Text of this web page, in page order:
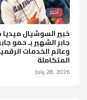
أخبار
خبير السوشيال
جابر الشهير بـ حمو
وعالم الخدمات
المتكاملة
July 28, 2026